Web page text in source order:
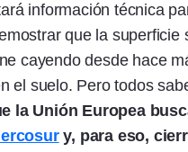
información técnica
que la superficie
cayendo desde hace
el suelo. Pero todos
la Unión Europea
y, para eso,